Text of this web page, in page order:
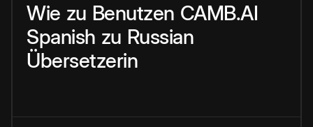
Wie zu Benutzen CAMB.AI
Spanish zu Russian
Übersetzerin